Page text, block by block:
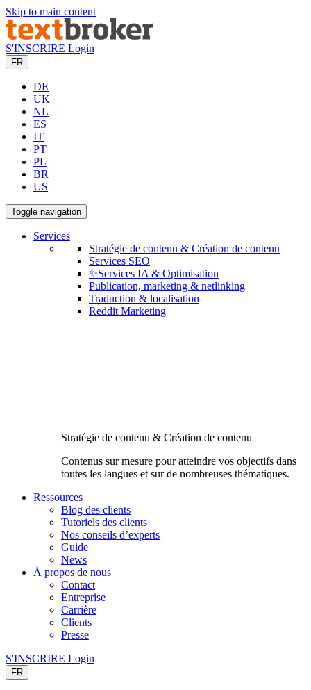
Skip to main content
S'INSCRIRE Login
FR
DE
UK
NL
ES
IT
PT
PL
BR
US
Toggle navigation
Services
Stratégie de contenu & Création de contenu
Services SEO
✨Services IA & Optimisation
Publication, marketing & netlinking
Traduction & localisation
Reddit Marketing
Stratégie de contenu & Création de contenu
Contenus sur mesure pour atteindre vos objectifs dans
toutes les langues et sur de nombreuses thématiques.
Ressources
Blog des clients
Tutoriels des clients
Nos conseils d’experts
Guide
News
À propos de nous
Contact
Entreprise
Carrière
Clients
Presse
S'INSCRIRE Login
FR